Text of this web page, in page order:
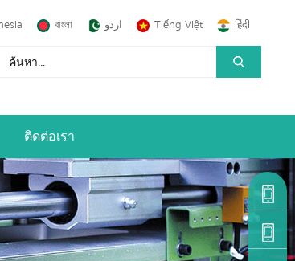
বাংলা اردو Tiếng Việt हिंदी
ติดต่อเรา
+86-